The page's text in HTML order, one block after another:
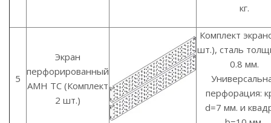
кг.
5
Экран
перфорированный
AMH TC (Комплект
2 шт.)
Комплект
шт.), сталь
0.8 мм.
перфорация:
d=7 мм. и